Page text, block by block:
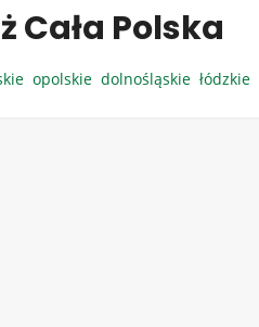
Cała Polska
opolskie dolnośląskie łódzkie